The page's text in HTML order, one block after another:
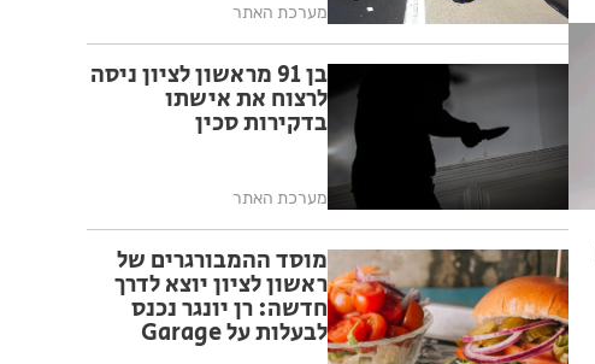
מערכת האתר
בן 91 מראשון לציון ניסה
לרצוח את אישתו
בדקירות סכין
מערכת האתר
מוסד ההמבורגרים של
ראשון לציון יוצא לדרך
חדשה: רן יונגר נכנס
לבעלות על Garage